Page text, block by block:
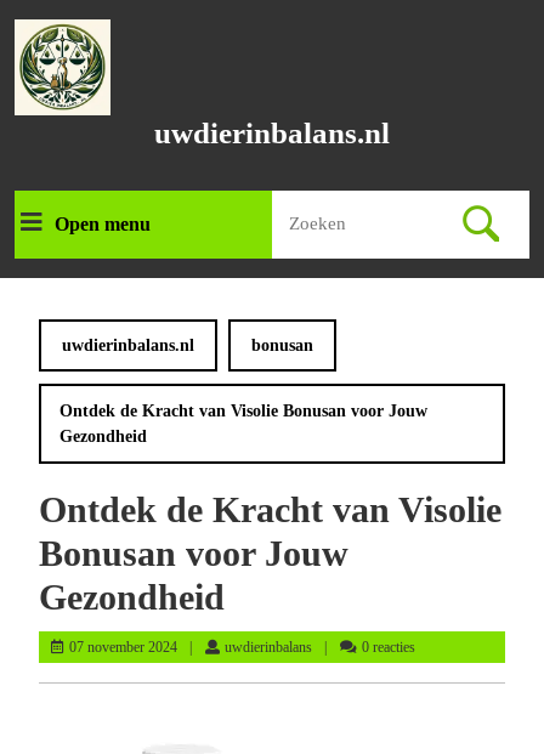
naar
inhoud
uwdierinbalans.nl
Open menuOpen
menu
naar:
uwdierinbalans.nl bonusan
Ontdek de Kracht van Visolie Bonusan voor Jouw
Gezondheid
Ontdek de Kracht van Visolie
Bonusan voor Jouw
Gezondheid
07 november 202407
november
uwdierinbalansuwdierinbalans
0 reacties